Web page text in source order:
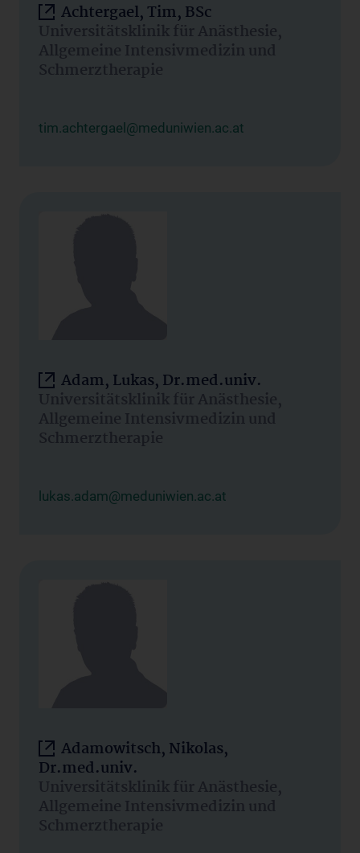
Achtergael, Tim, BSc
Universitätsklinik für Anästhesie,
Allgemeine Intensivmedizin und
Schmerztherapie
tim.achtergael@meduniwien.ac.at
Adam, Lukas, Dr.med.univ.
Universitätsklinik für Anästhesie,
Allgemeine Intensivmedizin und
Schmerztherapie
lukas.adam@meduniwien.ac.at
Adamowitsch, Nikolas,
Dr.med.univ.
Universitätsklinik für Anästhesie,
Allgemeine Intensivmedizin und
Schmerztherapie